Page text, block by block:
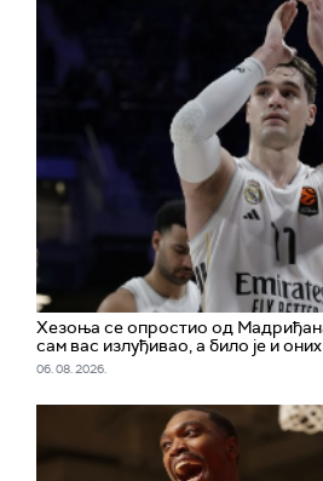
Хезоња се опростио од
сам вас излуђивао, а било је и
06. 08. 2026.